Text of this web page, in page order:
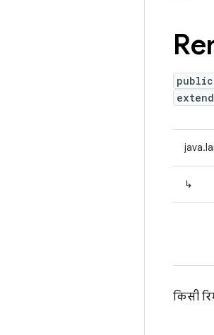
public
↳
किसी